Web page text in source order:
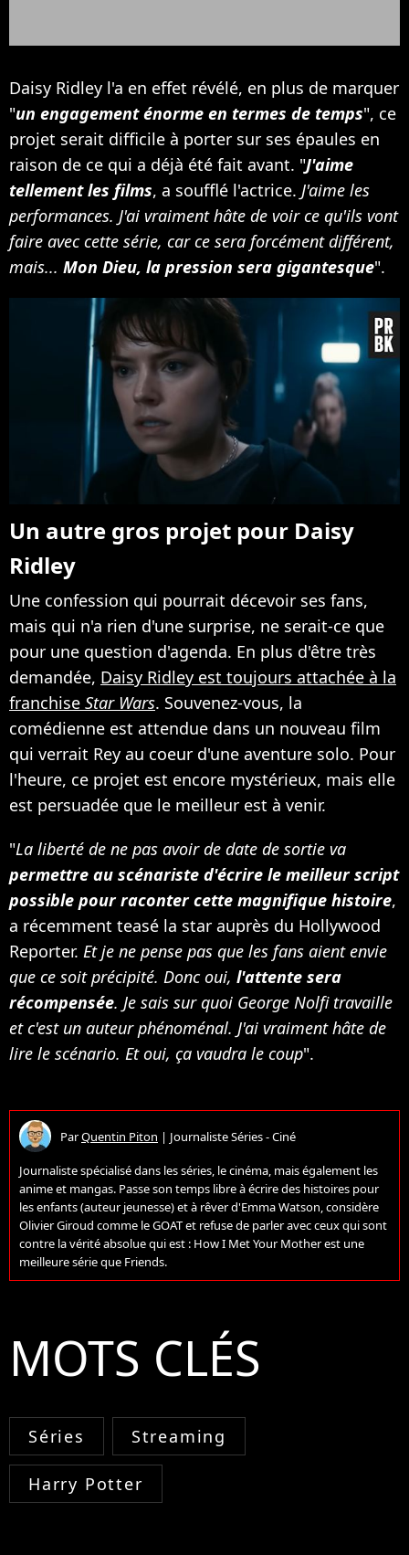
Daisy Ridley l'a en effet révélé, en plus de marquer
"un engagement énorme en termes de temps", ce
projet serait difficile à porter sur ses épaules en
raison de ce qui a déjà été fait avant. "J'aime
tellement les films, a soufflé l'actrice. J'aime les
performances. J'ai vraiment hâte de voir ce qu'ils vont
faire avec cette série, car ce sera forcément différent,
mais... Mon Dieu, la pression sera gigantesque".
Un autre gros projet pour Daisy
Ridley
Une confession qui pourrait décevoir ses fans,
mais qui n'a rien d'une surprise, ne serait-ce que
pour une question d'agenda. En plus d'être très
demandée, Daisy Ridley est toujours attachée à la
franchise Star Wars. Souvenez-vous, la
comédienne est attendue dans un nouveau film
qui verrait Rey au coeur d'une aventure solo. Pour
l'heure, ce projet est encore mystérieux, mais elle
est persuadée que le meilleur est à venir.
"La liberté de ne pas avoir de date de sortie va
permettre au scénariste d'écrire le meilleur script
possible pour raconter cette magnifique histoire,
a récemment teasé la star auprès du Hollywood
Reporter. Et je ne pense pas que les fans aient envie
que ce soit précipité. Donc oui, l'attente sera
récompensée. Je sais sur quoi George Nolfi travaille
et c'est un auteur phénoménal. J'ai vraiment hâte de
lire le scénario. Et oui, ça vaudra le coup".
ParQuentin Piton | Journaliste Séries - Ciné
Journaliste spécialisé dans les séries, le cinéma, mais également les
anime et mangas. Passe son temps libre à écrire des histoires pour
les enfants (auteur jeunesse) et à rêver d'Emma Watson, considère
Olivier Giroud comme le GOAT et refuse de parler avec ceux qui sont
contre la vérité absolue qui est : How I Met Your Mother est une
meilleure série que Friends.
MOTS CLÉS
Séries Streaming
Harry Potter